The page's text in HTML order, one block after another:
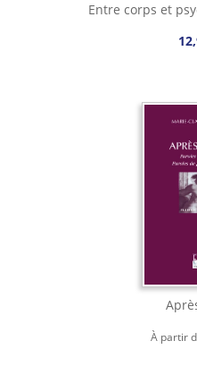
Entre corps et
À partir